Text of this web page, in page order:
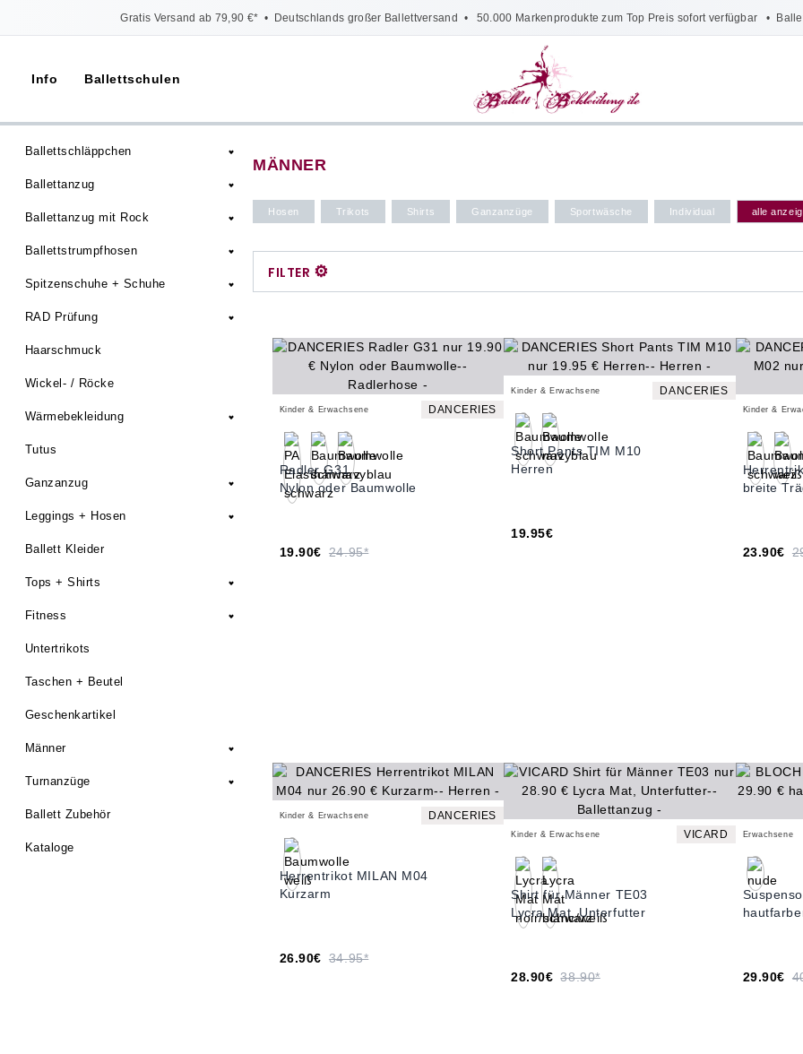
Gratis Versand ab 79,90 €* • Deutschlands großer Ballettversand • 50.000 Markenprodukte zum Top Preis sofort verfügbar •
Info Ballettschulen
Ballettschläppchen
Ballettanzug
Ballettanzug mit Rock
Ballettstrumpfhosen
Spitzenschuhe + Schuhe
RAD Prüfung
Haarschmuck
Wickel- / Röcke
Wärmebekleidung
Tutus
Ganzanzug
Leggings + Hosen
Ballett Kleider
Tops + Shirts
Fitness
Untertrikots
Taschen + Beutel
Geschenkartikel
Männer
Turnanzüge
Ballett Zubehör
Kataloge
MÄNNER
Hosen Trikots Shirts Ganzanzüge Sportwäsche Individual alle
FILTER ⚙
Kinder & Erwachsene DANCERIES
Radler G31
Nylon oder Baumwolle
19.90€ 24.95*
Kinder & Erwachsene DANCERIES
Short Pants TIM M10
Herren
19.95€
Kinder &
breite
23.90€
Kinder & Erwachsene DANCERIES
Herrentrikot MILAN M04
Kurzarm
26.90€ 34.95*
Kinder & Erwachsene VICARD
Shirt für Männer TE03
Lycra Mat, Unterfutter
28.90€ 38.90*
Erwachsene
29.90€